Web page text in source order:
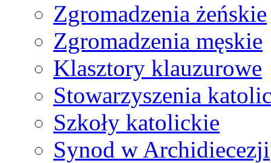
Zgromadzenia żeńskie
Zgromadzenia męskie
Klasztory klauzurowe
Stowarzyszenia
Szkoły katolickie
Synod w Archidiecezji